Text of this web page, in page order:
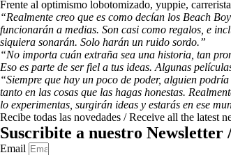
Frente al optimismo lobotomizado, yuppie,
“Realmente creo que es como decían los Beach
funcionarán a medias. Son casi como regalos, e
siquiera sonarán. Solo harán un ruido sordo.”
“No importa cuán extraña sea una historia, tan
Eso es parte de ser fiel a tus ideas. Algunas
“Siempre que hay un poco de poder, alguien
tanto en las cosas que las hagas honestas.
lo experimentas, surgirán ideas y estarás en ese
Recibe todas las novedades / Receive all the latest
Suscribite a nuestro Newsletter
Email